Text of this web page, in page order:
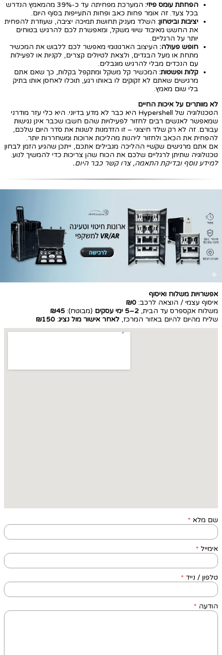
הפחתת עומס פיזי:
המערכת מפחיתה עד כ-39% מהמאמץ הנדרש
בכל צעד. זה אומר פחות כאב ופחות התעייפות בסוף היום.
יציבות וביטחון: השלד מעניק תחושת תמיכה יציבה, שעוזרת להפחית
את החשש מאיבוד שיווי משקל, ומאפשרת לכם להרגיש בטוחים
יותר על הרגליים.
חופש פעולה: העיצוב הארגונומי מאפשר לכם ללבוש את המכשיר
מתחת או מעל הבגדים, ולצאת לטיולים קצרים, לקניות או לפעילות
עם הנכדים מבלי להרגיש מוגבלים.
קלות ופשטות: המכשיר קל משקל ומתקפל בקלות, כך שאם אתם
מרגישים שאתם לא זקוקים לו באותו רגע, תוכלו לאחסן אותו בתיק
בלי שום מאמץ.
לא מוותרים על איכות החיים
הטכנולוגיה של Hypershell היא כבר לא מדע בדיוני. היא כלי עזר מודרני
שמאפשר לאנשים רבים לחזור לפעילויות שהם חשבו שכבר אינן נגישות
עבורם. זה לא רק שלד חיצוני – זו הזדמנות לשנות את סדר היום שלכם,
להפחית את הכאב ולחזור ליהנות מהליכות ארוכות ומשחררות יותר.
אם אתם מרגישים שקשיי ההליכה מגבילים אתכם, ייתכן שהגיע הזמן לבחון
טכנולוגיה שתיתן לרגליים שלכם את הכוח שהן צריכות כדי להמשיך לנוע.
למידע נוסף ובדיקת התאמה, צרו קשר כבר היום.
אפשרויות משלוח ואיסוף
איסוף עצמי / הוצאה לרכב: ₪0
משלוח אקספרס עד הבית, 2–5 ימי עסקים (מבוטח): ₪45
שליח מהיום להיום באזור המרכז, לאחר אישור מול נציג:
₪150
שם מלא *
אימייל *
טלפון / נייד *
הודעה *